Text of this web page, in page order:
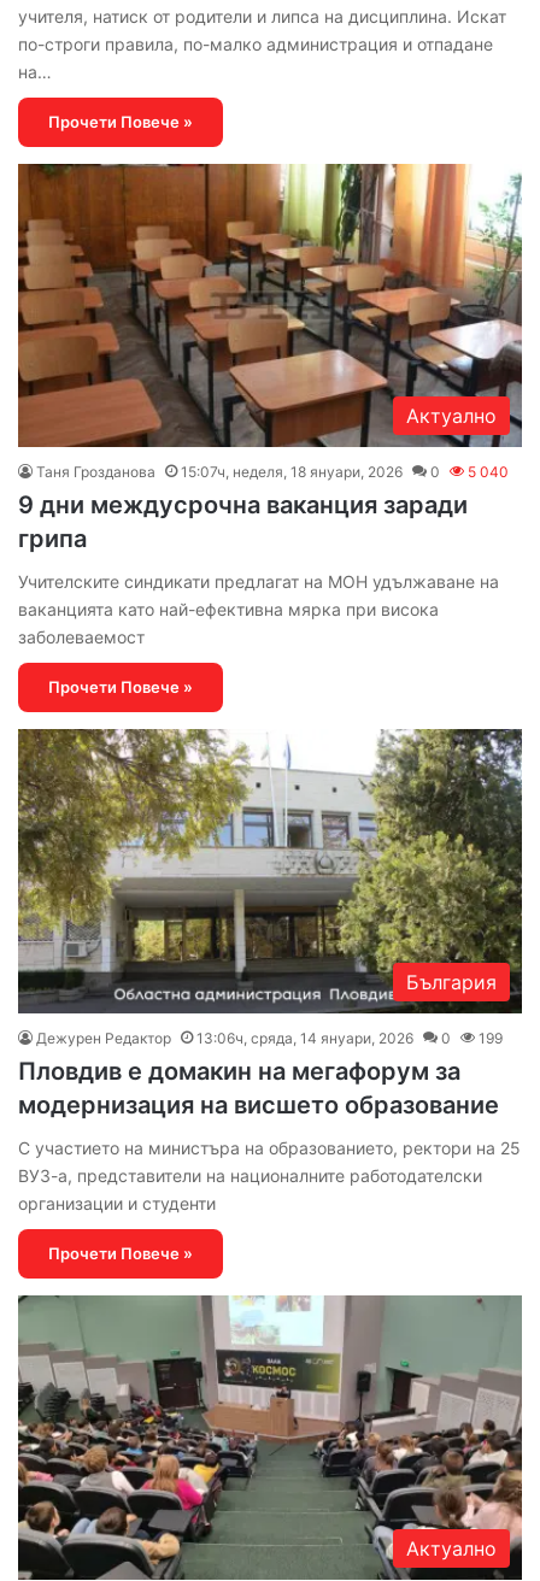
учителя, натиск от родители и липса на дисциплина. Искат
по-строги правила, по-малко администрация и отпадане
на…
Прочети Повече »
Актуално
Таня Грозданова 15:07ч, неделя, 18 януари, 2026 0 5 040
9 дни междусрочна ваканция заради
грипа
Учителските синдикати предлагат на МОН удължаване на
ваканцията като най-ефективна мярка при висока
заболеваемост
Прочети Повече »
България
Дежурен Редактор 13:06ч, сряда, 14 януари, 2026 0 199
Пловдив е домакин на мегафорум за
модернизация на висшето образование
С участието на министъра на образованието, ректори на 25
ВУЗ-а, представители на националните работодателски
организации и студенти
Прочети Повече »
Актуално